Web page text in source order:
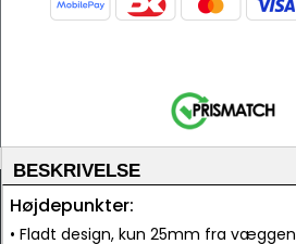
BESKRIVELSE
Højdepunkter:
• Fladt design, kun 25mm fra væggen